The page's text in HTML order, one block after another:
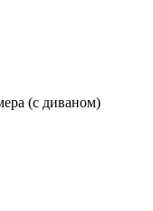
(с диваном)